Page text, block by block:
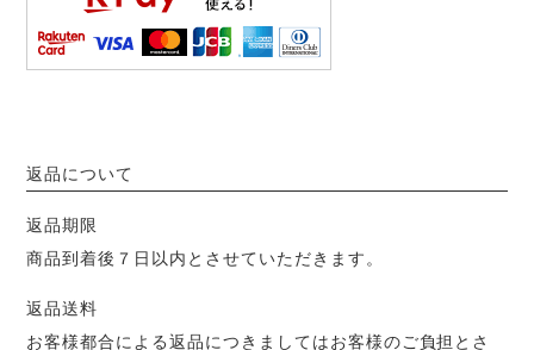
返品について
返品期限
商品到着後７日以内とさせていただきます。
返品送料
お客様都合による返品につきましてはお客様のご負担とさ